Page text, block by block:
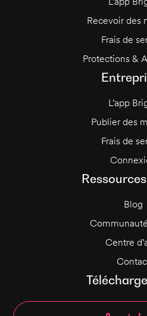
Recevoir des
Frais de
Protections &
L’app
Publier des
Frais de
Blog
Centre